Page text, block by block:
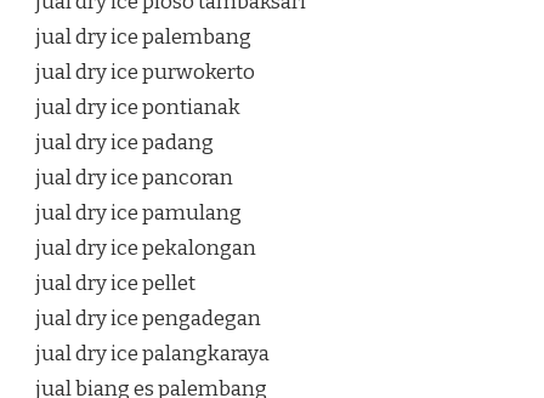
jual dry ice palembang
jual dry ice purwokerto
jual dry ice pontianak
jual dry ice padang
jual dry ice pancoran
jual dry ice pamulang
jual dry ice pekalongan
jual dry ice pellet
jual dry ice pengadegan
jual dry ice palangkaraya
jual biang es palembang